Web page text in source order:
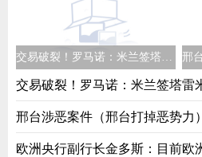
交易破裂！罗马诺：米兰签塔雷米告吹，波尔图确认塔雷米留队
邢台涉恶案件（邢台打掉恶势力）